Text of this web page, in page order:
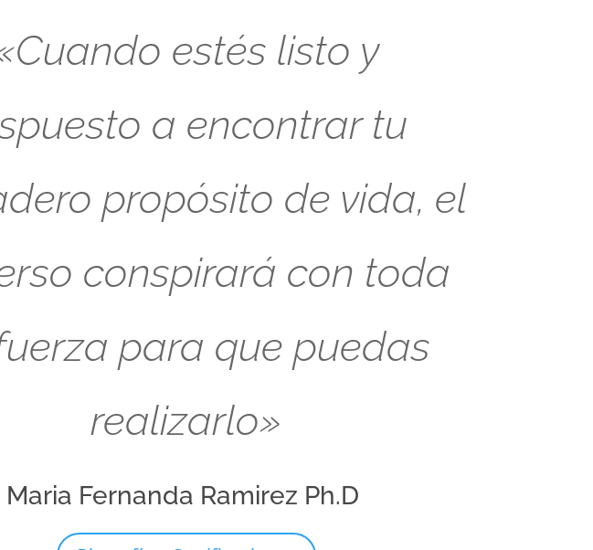
estés listo y
a encontrar tu
propósito de vida, el
conspirará con toda
para que puedas
realizarlo»
Maria Fernanda Ramirez Ph.D